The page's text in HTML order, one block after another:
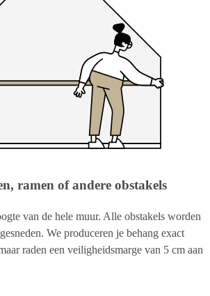
ramen of andere obstakels
van de hele muur. Alle obstakels worden
We produceren je behang exact
raden een veiligheidsmarge van 5 cm aan